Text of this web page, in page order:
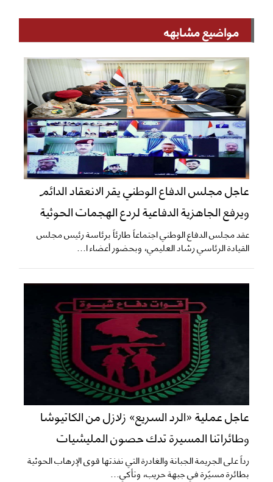
مواضيع مشابهه
عاجل مجلس الدفاع الوطني يقر الانعقاد الدائم
ويرفع الجاهزية الدفاعية لردع الهجمات الحوثية
عقد مجلس الدفاع الوطني اجتماعاً طارئاً برئاسة رئيس مجلس
القيادة الرئاسي رشاد العليمي، وبحضور أعضاء ا...
عاجل عملية «الرد السريع» زلازل من الكاتيوشا
وطائراتنا المسيرة تدك حصون المليشيات
​رداً على الجريمة الجبانة والغادرة التي نفذتها قوى الإرهاب الحوثية
بطائرة مسيّرة في جبهة حريب، وتأكي...